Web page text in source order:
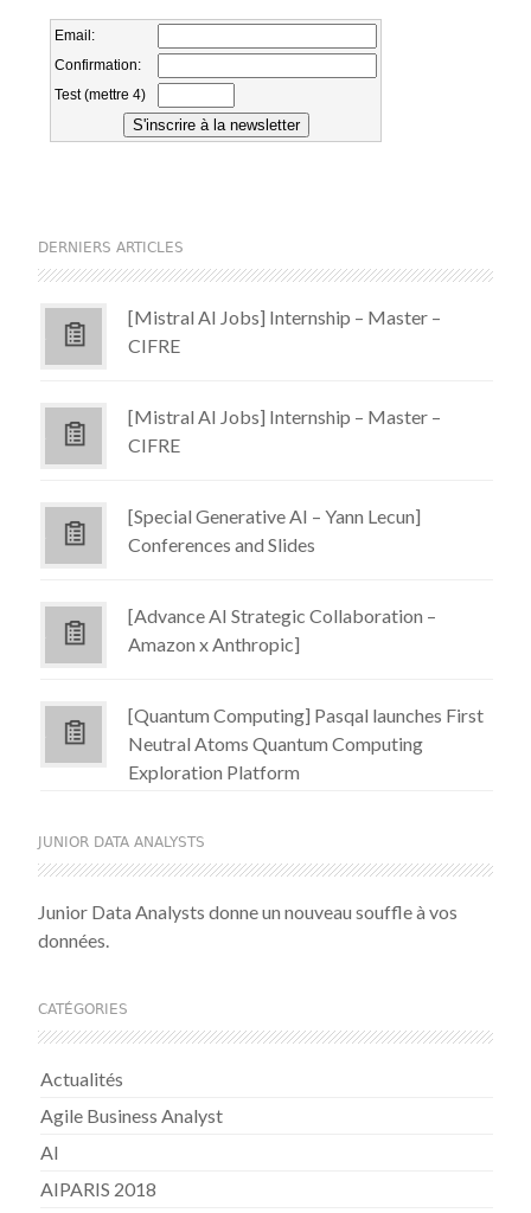
DERNIERS ARTICLES
[Mistral AI Jobs] Internship – Master –
CIFRE
[Mistral AI Jobs] Internship – Master –
CIFRE
[Special Generative AI – Yann Lecun]
Conferences and Slides
[Advance AI Strategic Collaboration –
Amazon x Anthropic]
[Quantum Computing] Pasqal launches First
Neutral Atoms Quantum Computing
Exploration Platform
JUNIOR DATA ANALYSTS
Junior Data Analysts donne un nouveau souffle à vos
données.
CATÉGORIES
Actualités
Agile Business Analyst
AI
AIPARIS 2018